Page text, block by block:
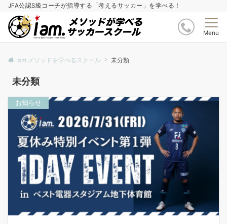
JFA公認S級コーチが指導する「考えるサッカー」を学べる！
Menu
Iam.メソッドを学べるスクール 未分類
未分類
お知らせ